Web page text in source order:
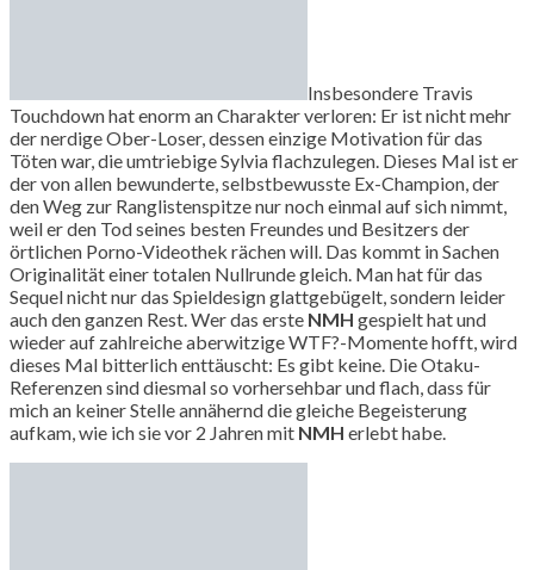
Insbesondere Travis
Touchdown hat enorm an Charakter verloren: Er ist nicht mehr
der nerdige Ober-Loser, dessen einzige Motivation für das
Töten war, die umtriebige Sylvia flachzulegen. Dieses Mal ist er
der von allen bewunderte, selbstbewusste Ex-Champion, der
den Weg zur Ranglistenspitze nur noch einmal auf sich nimmt,
weil er den Tod seines besten Freundes und Besitzers der
örtlichen Porno-Videothek rächen will. Das kommt in Sachen
Originalität einer totalen Nullrunde gleich. Man hat für das
Sequel nicht nur das Spieldesign glattgebügelt, sondern leider
auch den ganzen Rest. Wer das erste NMH gespielt hat und
wieder auf zahlreiche aberwitzige WTF?-Momente hofft, wird
dieses Mal bitterlich enttäuscht: Es gibt keine. Die Otaku-
Referenzen sind diesmal so vorhersehbar und flach, dass für
mich an keiner Stelle annähernd die gleiche Begeisterung
aufkam, wie ich sie vor 2 Jahren mit NMH erlebt habe.